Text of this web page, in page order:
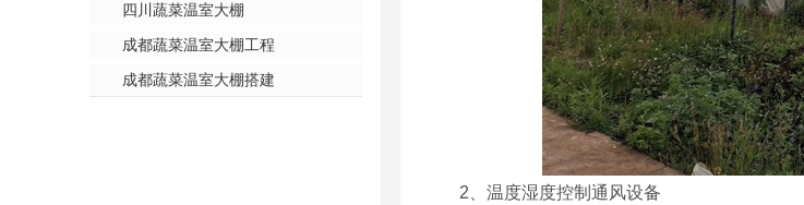
四川蔬菜温室大棚
成都蔬菜温室大棚工程
成都蔬菜温室大棚搭建
2、温度湿度控制通风设备